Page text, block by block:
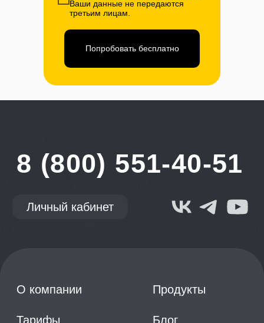
Ваши данные не передаются
третьим лицам.
Попробовать бесплатно